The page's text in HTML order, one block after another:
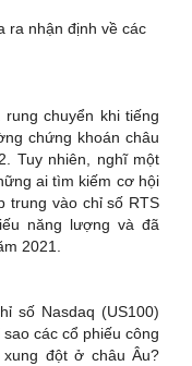
ra nhận định về các
chuyển khi tiếng
chứng khoán châu
Tuy nhiên, nghĩ một
ai tìm kiếm cơ hội
trung vào chỉ số RTS
năng lượng và đã
2021.
số Nasdaq (US100)
các cổ phiếu công
đột ở châu Âu?